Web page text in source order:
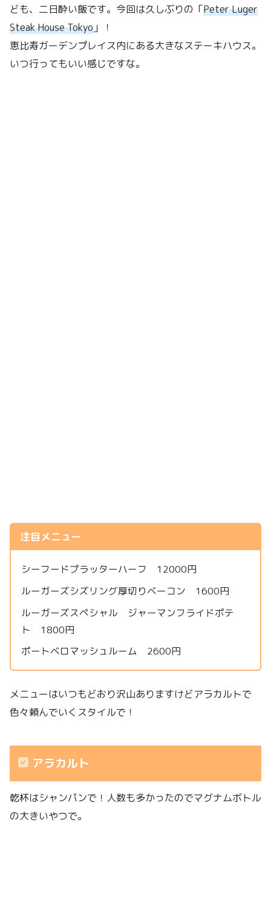
ども、二日酔い飯です。今回は久しぶりの「Peter Luger
Steak House Tokyo 」！
恵比寿ガーデンプレイス内にある大きなステーキハウス。
いつ行ってもいい感じですな。
注目メニュー
シーフードプラッターハーフ 12000円
ルーガーズシズリング厚切りベーコン 1600円
ルーガーズスペシャル ジャーマンフライドポテ
ト 1800円
ポートベロマッシュルーム 2600円
メニューはいつもどおり沢山ありますけどアラカルトで
色々頼んでいくスタイルで！
アラカルト
乾杯はシャンパンで！人数も多かったのでマグナムボトル
の大きいやつで。